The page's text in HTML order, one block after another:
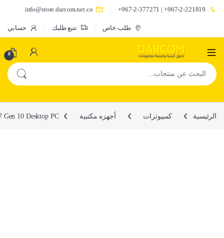
967-2-221819+ | 967-2-377271+
info@store.darcom.net.co
طلب خاص تتبع طلبك حسابي
0
البحث عن:
الرئيسية كمبيوترات أجهزه مكتبية 10 Desktop PC